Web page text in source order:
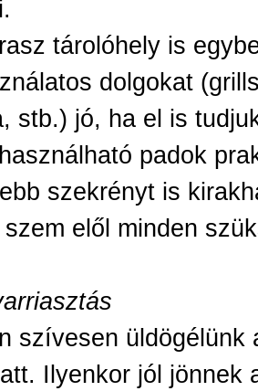
tárolóhely is
dolgokat
stb.) jó, ha el is
padok
szekrényt is
szem elől minden
szívesen üldögélünk
Ilyenkor jól jönnek